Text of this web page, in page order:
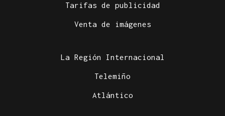
Tarifas de publicidad
Venta de imágenes
La Región Internacional
Telemiño
Atlántico